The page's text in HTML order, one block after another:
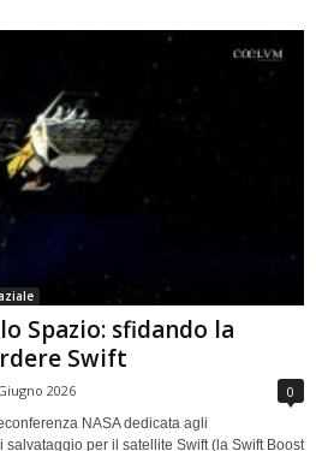
Spazio: sfidando la
Swift
2026 0
NASA dedicata agli
per il satellite Swift (la Swift Boost